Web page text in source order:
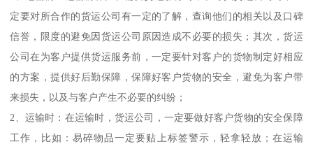
定要对所合作的货运公司有一定的了解，查询他们的相关以及口碑
信誉，限度的避免因货运公司原因造成不必要的损失；其次，货运
公司在为客户提供货运服务前，一定要针对客户的货物制定好相应
的方案，提供好后勤保障，保障好客户货物的安全，避免为客户带
来损失，以及与客户产生不必要的纠纷；
2、运输时：在运输时，货运公司，一定要做好客户货物的安全保障
工作，比如：易碎物品一定要贴上标签警示，轻拿轻放；在运输